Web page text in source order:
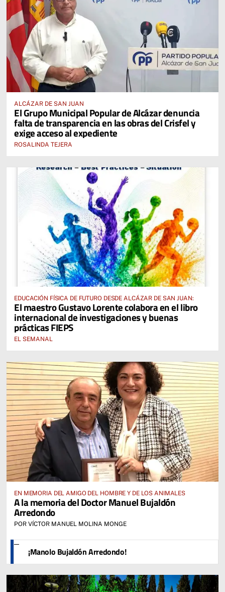
ALCÁZAR DE SAN JUAN
El Grupo Municipal Popular de Alcázar denuncia
falta de transparencia en las obras del Crisfel y
exige acceso al expediente
ROSALINDA TEJERA
EDUCACIÓN FÍSICA DE FUTURO DESDE ALCÁZAR DE SAN JUAN:
El maestro Gustavo Lorente colabora en el libro
internacional de investigaciones y buenas
prácticas FIEPS
EL SEMANAL
EN MEMORIA DEL AMIGO DEL HOMBRE Y DE LOS ANIMALES
A la memoria del Doctor Manuel Bujaldón
Arredondo
POR VÍCTOR MANUEL MOLINA MONGE
¡Manolo Bujaldón Arredondo!